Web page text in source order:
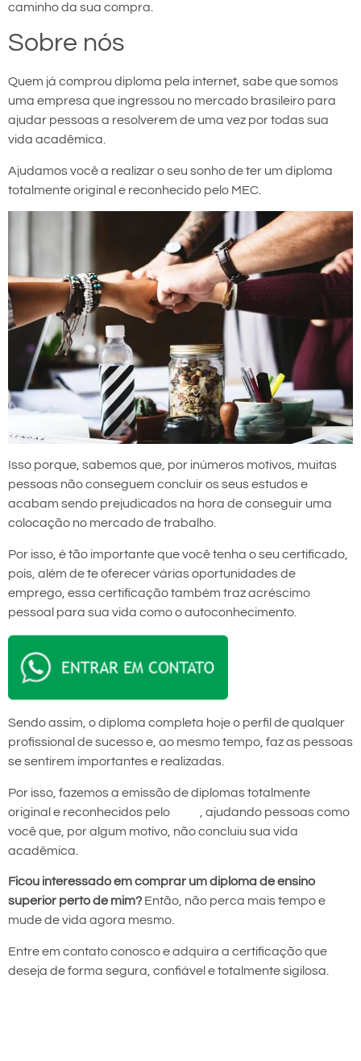
caminho da sua compra.
Sobre nós
Quem já comprou diploma pela internet, sabe que somos
uma empresa que ingressou no mercado brasileiro para
ajudar pessoas a resolverem de uma vez por todas sua
vida acadêmica.
Ajudamos você a realizar o seu sonho de ter um diploma
totalmente original e reconhecido pelo MEC.
Isso porque, sabemos que, por inúmeros motivos, muitas
pessoas não conseguem concluir os seus estudos e
acabam sendo prejudicados na hora de conseguir uma
colocação no mercado de trabalho.
Por isso, é tão importante que você tenha o seu certificado,
pois, além de te oferecer várias oportunidades de
emprego, essa certificação também traz acréscimo
pessoal para sua vida como o autoconhecimento.
Sendo assim, o diploma completa hoje o perfil de qualquer
profissional de sucesso e, ao mesmo tempo, faz as pessoas
se sentirem importantes e realizadas.
Por isso, fazemos a emissão de diplomas totalmente
original e reconhecidos pelo
, ajudando pessoas como
você que, por algum motivo, não concluiu sua vida
acadêmica.
Ficou interessado em comprar um diploma de ensino
superior perto de mim? Então, não perca mais tempo e
mude de vida agora mesmo.
Entre em contato conosco e adquira a certificação que
deseja de forma segura, confiável e totalmente sigilosa.